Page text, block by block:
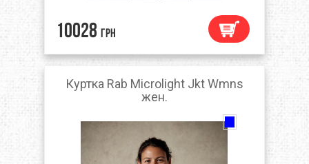
10028 грн
Куртка Rab Microlight Jkt Wmns
жен.